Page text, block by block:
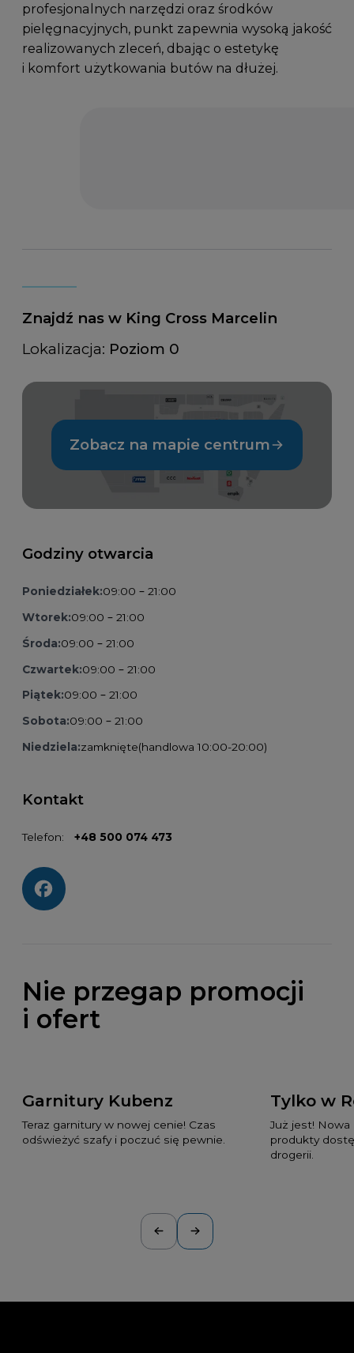
profesjonalnych narzędzi oraz środków
pielęgnacyjnych, punkt zapewnia wysoką jakość
realizowanych zleceń, dbając o estetykę
i komfort użytkowania butów na dłużej.
Znajdź nas w King Cross Marcelin
Lokalizacja: Poziom 0
Zobacz na mapie centrum
Godziny otwarcia
Poniedziałek:09:00 – 21:00
Wtorek:09:00 – 21:00
Środa:09:00 – 21:00
Czwartek:09:00 – 21:00
Piątek:09:00 – 21:00
Sobota:09:00 – 21:00
Niedziela:zamknięte(handlowa 10:00-20:00)
Kontakt
Telefon: +48 500 074 473
Social media:
Nie przegap promocji
i ofert
Garnitury Kubenz
Teraz garnitury w nowej cenie! Czas
odświeżyć szafy i poczuć się pewnie.
Tylko w
Już jest!
produkty
drogerii.